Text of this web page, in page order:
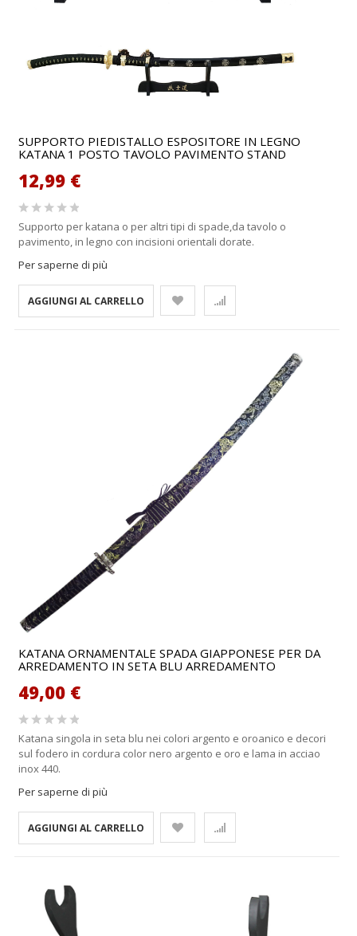
SUPPORTO PIEDISTALLO ESPOSITORE IN LEGNO
KATANA 1 POSTO TAVOLO PAVIMENTO STAND
12,99 €
Supporto per katana o per altri tipi di spade,da tavolo o
pavimento, in legno con incisioni orientali dorate.
Per saperne di più
AGGIUNGI AL CARRELLO
KATANA ORNAMENTALE SPADA GIAPPONESE PER DA
ARREDAMENTO IN SETA BLU ARREDAMENTO
49,00 €
Katana singola in seta blu nei colori argento e oroanico e decori
sul fodero in cordura color nero argento e oro e lama in acciao
inox 440.
Per saperne di più
AGGIUNGI AL CARRELLO